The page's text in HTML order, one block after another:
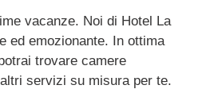
vacanze. Noi di Hotel La
ed emozionante. In ottima
trovare camere
servizi su misura per te.